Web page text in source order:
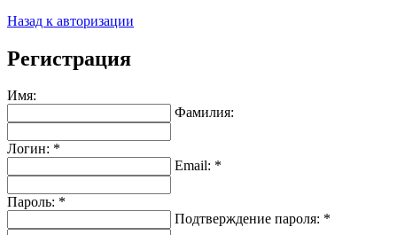
Назад к авторизации
Регистрация
Имя:
Фамилия:
Логин: *
Email: *
Пароль: *
Подтверждение пароля: *